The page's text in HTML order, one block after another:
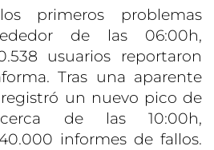
primeros problemas
de las 06:00h,
usuarios reportaron
Tras una aparente
un nuevo pico de
cerca de las 10:00h,
informes de fallos.